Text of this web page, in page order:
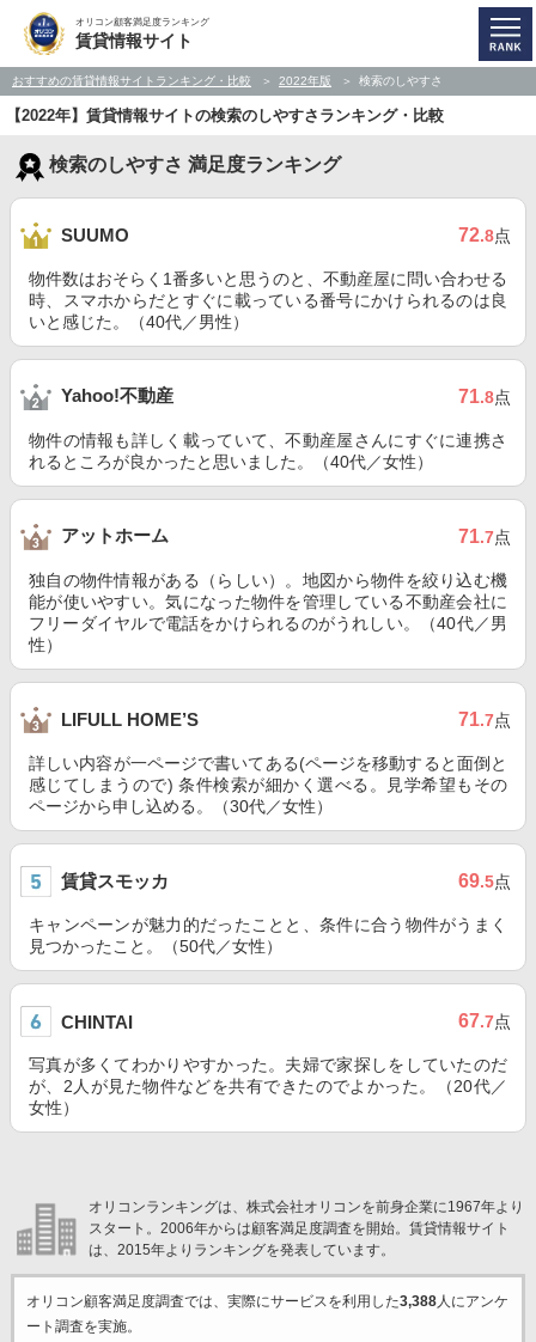
オリコン顧客満足度ランキング
賃貸情報サイト
おすすめの賃貸情報サイトランキング・比較 2022年版 検索のしやすさ
【2022年】賃貸情報サイトの検索のしやすさランキング・比較
検索のしやすさ 満足度ランキング
SUUMO 72.8点
物件数はおそらく1番多いと思うのと、不動産屋に問い合わせる
時、スマホからだとすぐに載っている番号にかけられるのは良
いと感じた。（40代／男性）
Yahoo!不動産 71.8点
物件の情報も詳しく載っていて、不動産屋さんにすぐに連携さ
れるところが良かったと思いました。（40代／女性）
アットホーム 71.7点
独自の物件情報がある（らしい）。地図から物件を絞り込む機
能が使いやすい。気になった物件を管理している不動産会社に
フリーダイヤルで電話をかけられるのがうれしい。（40代／男
性）
LIFULL HOME’S 71.7点
詳しい内容が一ページで書いてある(ページを移動すると面倒と
感じてしまうので) 条件検索が細かく選べる。見学希望もその
ページから申し込める。（30代／女性）
賃貸スモッカ 69.5点
キャンペーンが魅力的だったことと、条件に合う物件がうまく
見つかったこと。（50代／女性）
CHINTAI 67.7点
写真が多くてわかりやすかった。夫婦で家探しをしていたのだ
が、2人が見た物件などを共有できたのでよかった。（20代／
女性）
オリコンランキングは、株式会社オリコンを前身企業に1967年より
スタート。2006年からは顧客満足度調査を開始。賃貸情報サイト
は、2015年よりランキングを発表しています。
オリコン顧客満足度調査では、実際にサービスを利用した3,388人にアンケ
ート調査を実施。